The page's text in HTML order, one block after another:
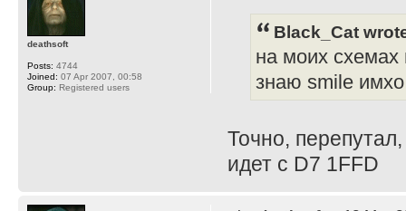
Black_Cat
на моих схемах
знаю smile
Точно,
идет с D7 1FFD
deathsoft
Posts: 4744
Joined: 07 Apr 2007, 00:58
Group: Registered users